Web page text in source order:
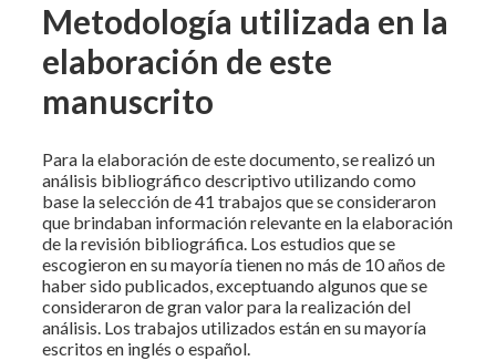
Metodología utilizada en la
elaboración de este
manuscrito
Para la elaboración de este documento, se realizó un
análisis bibliográfico descriptivo utilizando como
base la selección de 41 trabajos que se consideraron
que brindaban información relevante en la elaboración
de la revisión bibliográfica. Los estudios que se
escogieron en su mayoría tienen no más de 10 años de
haber sido publicados, exceptuando algunos que se
consideraron de gran valor para la realización del
análisis. Los trabajos utilizados están en su mayoría
escritos en inglés o español.